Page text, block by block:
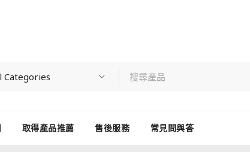
取得產品推薦 售後服務 常見問與答